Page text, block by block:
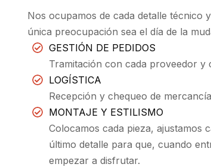
Nos ocupamos de cada detalle técnico
única preocupación sea el día de la
GESTIÓN DE PEDIDOS
Tramitación con cada proveedor
LOGÍSTICA
Recepción y chequeo de
MONTAJE Y ESTILISMO
Colocamos cada pieza, ajustamos
último detalle para que, cuando
empezar a disfrutar.